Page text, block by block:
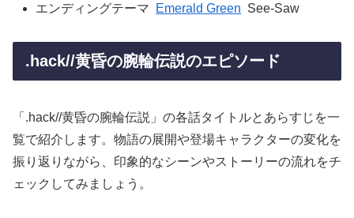
エンディングテーマ
Emerald Green See-Saw
.hack//黄昏の腕輪伝説のエピソード
「.hack//黄昏の腕輪伝説」の各話タイトルとあらすじを一
覧で紹介します。物語の展開や登場キャラクターの変化を
振り返りながら、印象的なシーンやストーリーの流れをチ
ェックしてみましょう。